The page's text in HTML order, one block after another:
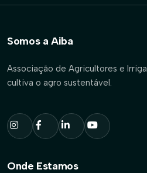
Somos a Aiba
Associação de Agricultores e
cultiva o agro sustentável.
Onde Estamos